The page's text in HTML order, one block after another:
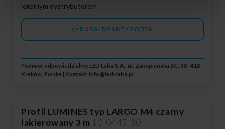
lokalnym dystrybutorem
DODAJ DO LISTY ŻYCZEŃ
Podmiot odpowiedzialny: LED Labs S.A., ul. Zakopiańska 2C, 30-418
Kraków, Polska | Kontakt: info@led-labs.pl
Profil LUMINES typ LARGO M4 czarny
lakierowany 3 m 10-0445-30